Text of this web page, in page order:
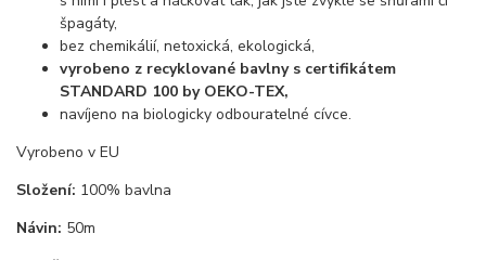
špagáty,
bez chemikálií, netoxická, ekologická,
vyrobeno z recyklované bavlny s certifikátem
STANDARD 100 by OEKO-TEX,
navíjeno na biologicky odbouratelné cívce.
Vyrobeno v EU
Složení: 100% bavlna
Návin: 50m